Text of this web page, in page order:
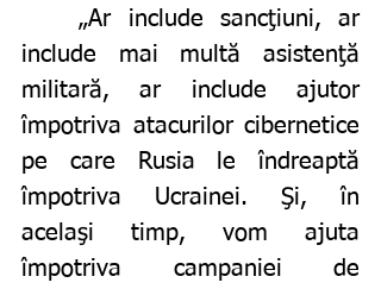
	„Ar include sancţiuni, ar
include mai multă asistenţă
militară, ar include ajutor
împotriva atacurilor cibernetice
pe care Rusia le îndreaptă
împotriva Ucrainei. Şi, în
acelaşi timp, vom ajuta
împotriva campaniei de